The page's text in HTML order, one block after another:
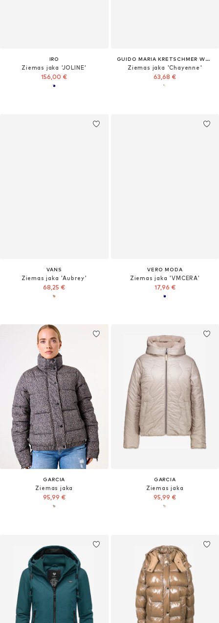
IRO
Ziemas jaka 'JOLINE'
156,00 €
GUIDO MARIA KRETSCHMER WOMEN
Ziemas jaka 'Chayenne'
63,68 €
VANS
Ziemas jaka 'Aubrey'
68,25 €
VERO MODA
Ziemas jaka 'VMCERA'
17,96 €
GARCIA
Ziemas jaka
95,99 €
GARCIA
Ziemas jaka
95,99 €